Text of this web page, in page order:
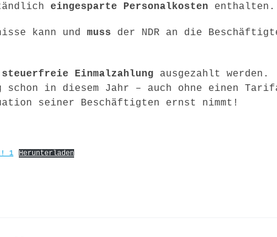
eingesparte Personalkosten enthalten.
kann und muss der NDR an die
steuerfreie Einmalzahlung ausgezahlt
in diesem Jahr – auch ohne einen
seiner Beschäftigten ernst nimmt!
1 Herunterladen